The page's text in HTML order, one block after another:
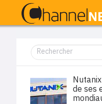
de ses